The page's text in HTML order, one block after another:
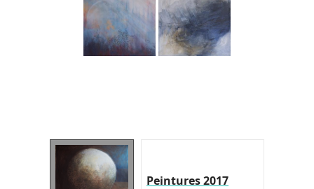
Peintures 2017